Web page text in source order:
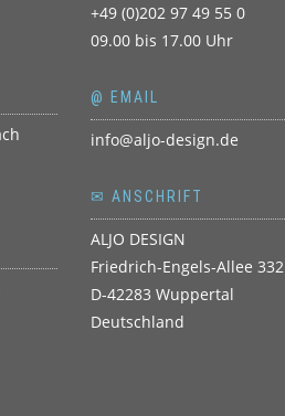
+49 (0)202 97 49 55 0
09.00 bis 17.00 Uhr
@ EMAIL
info@aljo-design.de
✉ ANSCHRIFT
ALJO DESIGN
Friedrich-Engels-Allee 332
D-42283 Wuppertal
Deutschland